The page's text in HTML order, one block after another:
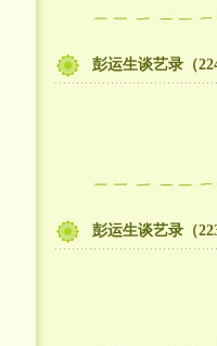
彭运生谈艺录（
彭运生谈艺录（